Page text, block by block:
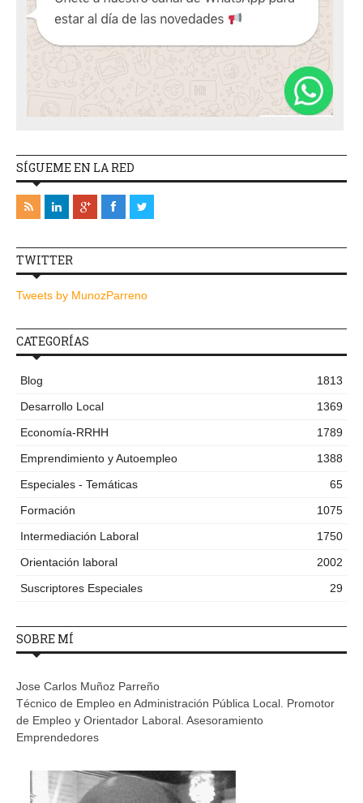
SÍGUEME EN LA RED
TWITTER
Tweets by MunozParreno
CATEGORÍAS
Blog
1813
Desarrollo Local
1369
Economía-RRHH
1789
Emprendimiento y Autoempleo
1388
Especiales - Temáticas
65
Formación
1075
Intermediación Laboral
1750
Orientación laboral
2002
Suscriptores Especiales
29
SOBRE MÍ
Jose Carlos Muñoz Parreño
Técnico de Empleo en Administración Pública Local. Promotor
de Empleo y Orientador Laboral. Asesoramiento
Emprendedores